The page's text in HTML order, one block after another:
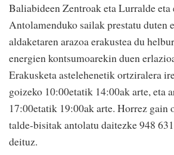
Baliabideen Zentroak eta Lurralde
Antolamenduko sailak prestatu duten
aldaketaren arazoa erakustea du
energien kontsumoarekin duen
Erakusketa astelehenetik ortziralera
goizeko 10:00etatik 14:00ak arte, eta
17:00etatik 19:00ak arte. Horrez gain
talde-bisitak antolatu daitezke 948
deituz.